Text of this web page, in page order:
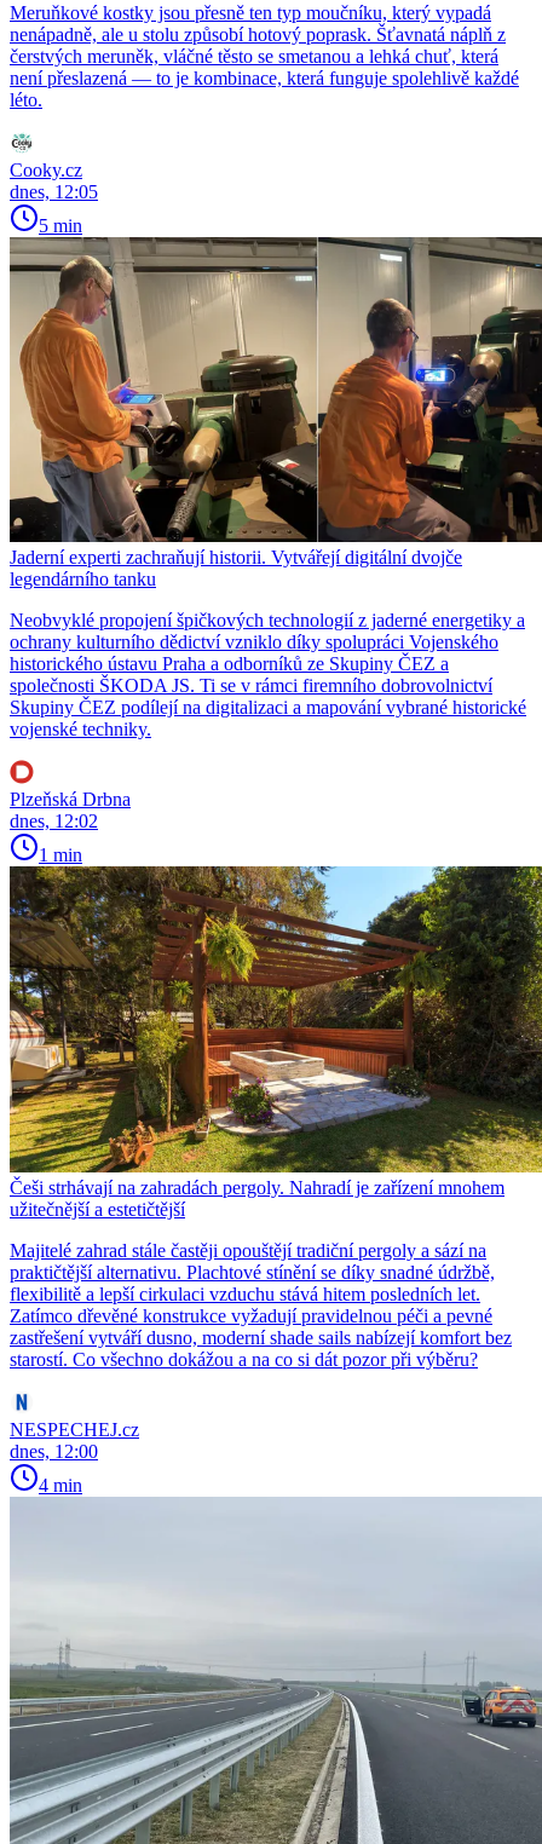
Meruňkové kostky jsou přesně ten typ moučníku, který vypadá
nenápadně, ale u stolu způsobí hotový poprask. Šťavnatá náplň z
čerstvých meruněk, vláčné těsto se smetanou a lehká chuť, která
není přeslazená — to je kombinace, která funguje spolehlivě každé
léto.
Cooky.cz
dnes, 12:05
5 min
Jaderní experti zachraňují historii. Vytvářejí digitální dvojče
legendárního tanku
Neobvyklé propojení špičkových technologií z jaderné energetiky a
ochrany kulturního dědictví vzniklo díky spolupráci Vojenského
historického ústavu Praha a odborníků ze Skupiny ČEZ a
společnosti ŠKODA JS. Ti se v rámci firemního dobrovolnictví
Skupiny ČEZ podílejí na digitalizaci a mapování vybrané historické
vojenské techniky.
Plzeňská Drbna
dnes, 12:02
1 min
Češi strhávají na zahradách pergoly. Nahradí je zařízení mnohem
užitečnější a estetičtější
Majitelé zahrad stále častěji opouštějí tradiční pergoly a sází na
praktičtější alternativu. Plachtové stínění se díky snadné údržbě,
flexibilitě a lepší cirkulaci vzduchu stává hitem posledních let.
Zatímco dřevěné konstrukce vyžadují pravidelnou péči a pevné
zastřešení vytváří dusno, moderní shade sails nabízejí komfort bez
starostí. Co všechno dokážou a na co si dát pozor při výběru?
NESPECHEJ.cz
dnes, 12:00
4 min